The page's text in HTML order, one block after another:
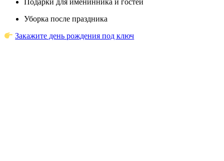
Уборка после праздника
Закажите день рождения под ключ